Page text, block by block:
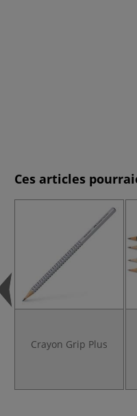
Ces articles
Crayon Grip Plus